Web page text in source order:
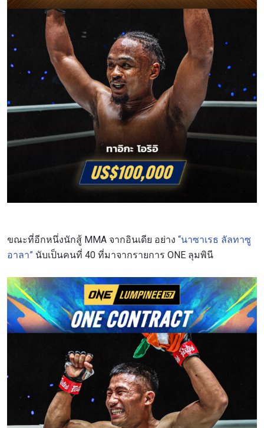
ขณะที่อีกหนึ่งนักสู้ MMA จากอินเดีย อย่าง “นาซาเรธ ลัลทาซู
อาลา” นับเป็นคนที่ 40 ที่มาจากรายการ ONE ลุมพินี